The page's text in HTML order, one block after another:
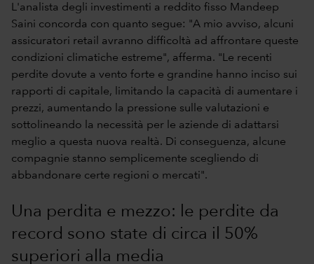
L'analista degli investimenti a reddito fisso Mandeep
Saini concorda con quanto segue: "A mio avviso, alcuni
assicuratori retail avranno difficoltà ad affrontare queste
condizioni climatiche estreme", afferma. "Le recenti
perdite dovute a vento forte e grandine hanno inciso sui
rapporti di capitale, limitando la capacità di aumentare i
prezzi, aumentando la pressione sulle valutazioni e
sottolineando la necessità per le aziende di adattarsi
meglio a questa nuova realtà. Di conseguenza, alcune
compagnie stanno semplicemente scegliendo di
abbandonare certe regioni o mercati".
Una perdita e mezzo: le perdite da
record sono state di circa il 50%
superiori alla media